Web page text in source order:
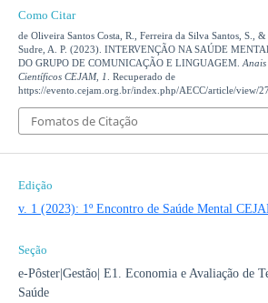
Como Citar
de Oliveira Santos Costa, R., Ferreira da Silva Santos, S.,
Sudre, A. P. (2023). INTERVENÇÃO NA SAÚDE
DO GRUPO DE COMUNICAÇÃO E LINGUAGEM. Anais
Científicos CEJAM, 1
. Recuperado de
https://evento.cejam.org.br/index.php/AECC/article/view/
Fomatos de Citação
Edição
v. 1 (2023): 1º Encontro de Saúde Mental
Seção
e-Pôster|Gestão| E1. Economia e Avaliação de
Saúde